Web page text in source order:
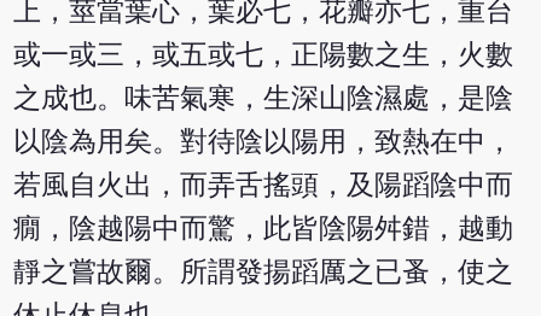
上，莖當葉心，葉必七，花瓣亦七，重台
或一或三，或五或七，正陽數之生，火數
之成也。味苦氣寒，生深山陰濕處，是陰
以陰為用矣。對待陰以陽用，致熱在中，
若風自火出，而弄舌搖頭，及陽蹈陰中而
癇，陰越陽中而驚，此皆陰陽舛錯，越動
靜之嘗故爾。所謂發揚蹈厲之已蚤，使之